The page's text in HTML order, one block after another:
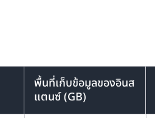
พื้นที่เก็บข้อมูลของอินส
แตนซ์ (GB)